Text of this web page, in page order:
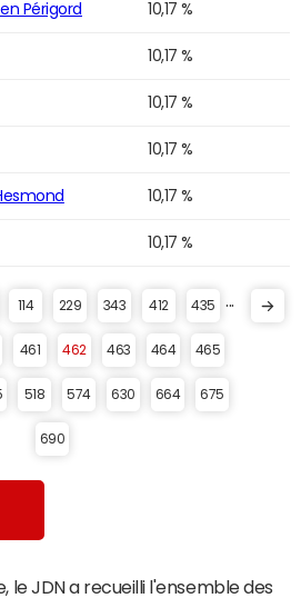
Périgord 10,17 %
10,17 %
10,17 %
10,17 %
10,17 %
10,17 %
114 229 343 412 435
461 462 463 464 465
518 574 630 664 675
690
le JDN a recueilli l'ensemble des